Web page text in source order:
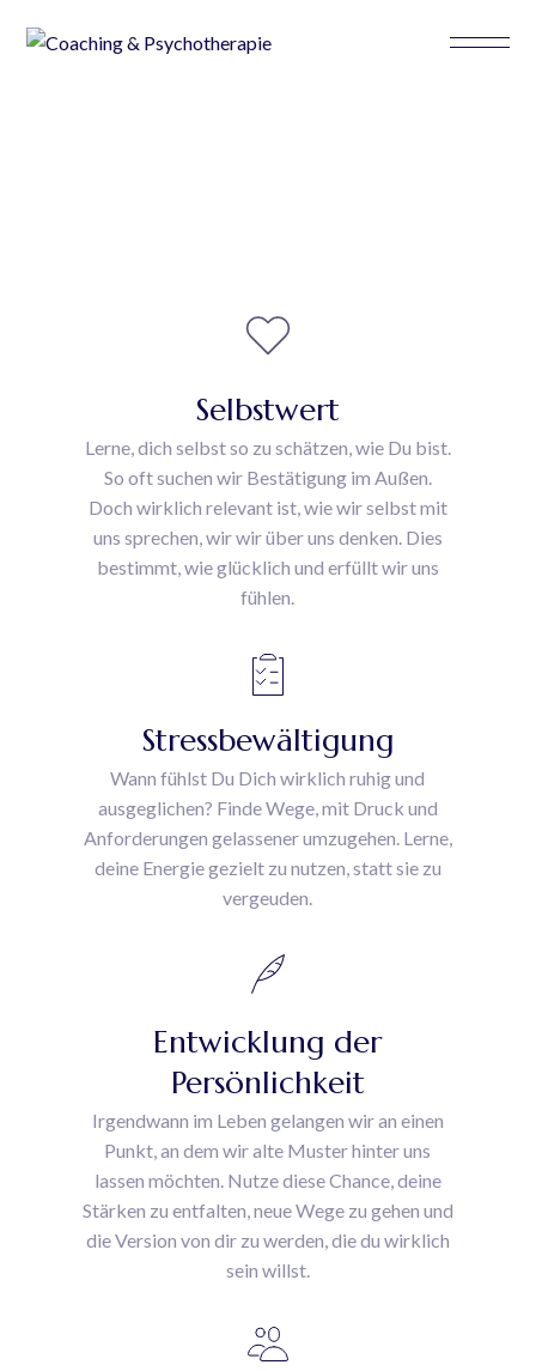
Selbstwert
Lerne, dich selbst so zu schätzen, wie Du bist.
So oft suchen wir Bestätigung im Außen.
Doch wirklich relevant ist, wie wir selbst mit
uns sprechen, wir wir über uns denken. Dies
bestimmt, wie glücklich und erfüllt wir uns
fühlen.
Stressbewältigung
Wann fühlst Du Dich wirklich ruhig und
ausgeglichen? Finde Wege, mit Druck und
Anforderungen gelassener umzugehen. Lerne,
deine Energie gezielt zu nutzen, statt sie zu
vergeuden.
Entwicklung der
Persönlichkeit
Irgendwann im Leben gelangen wir an einen
Punkt, an dem wir alte Muster hinter uns
lassen möchten. Nutze diese Chance, deine
Stärken zu entfalten, neue Wege zu gehen und
die Version von dir zu werden, die du wirklich
sein willst.